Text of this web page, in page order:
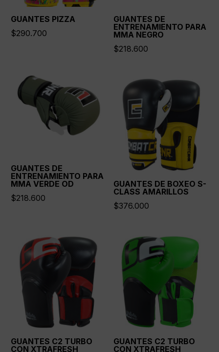
GUANTES PIZZA
$290.700
GUANTES DE
ENTRENAMIENTO PARA
MMA NEGRO
$218.600
GUANTES DE
ENTRENAMIENTO PARA
MMA VERDE OD
$218.600
GUANTES DE BOXEO S-
CLASS AMARILLOS
$376.000
GUANTES C2 TURBO
CON XTRAFRESH
GUANTES C2 TURBO
CON XTRAFRESH